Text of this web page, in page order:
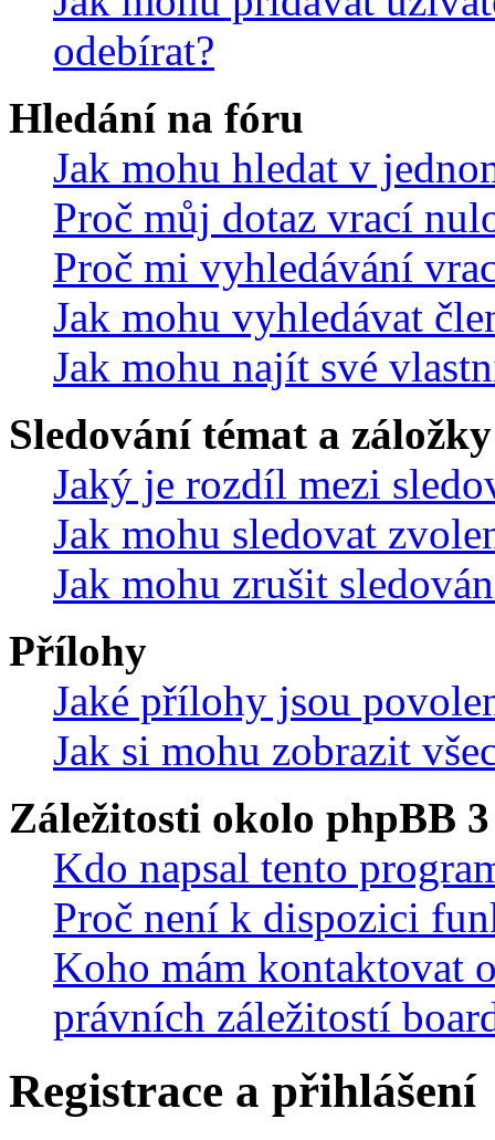
odebírat?
Hledání na fóru
Jak mohu hledat v
Proč můj dotaz vrací
Proč mi vyhledávání
Jak mohu vyhledávat
Jak mohu najít své
Sledování témat a záložky
Jaký je rozdíl mezi
Jak mohu sledovat
Jak mohu zrušit
Přílohy
Jaké přílohy jsou
Jak si mohu zobrazit
Záležitosti okolo phpBB 3
Kdo napsal tento
Proč není k dispozici
Koho mám kontaktovat
právních záležitostí
Registrace a přihlášení